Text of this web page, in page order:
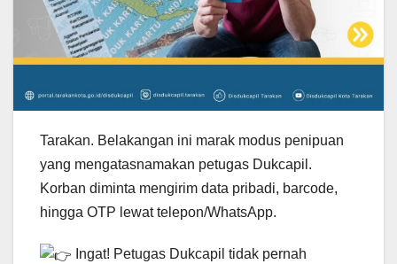
Tarakan. Belakangan ini marak modus penipuan
yang mengatasnamakan petugas Dukcapil.
Korban diminta mengirim data pribadi, barcode,
hingga OTP lewat telepon/WhatsApp.
Ingat! Petugas Dukcapil tidak pernah